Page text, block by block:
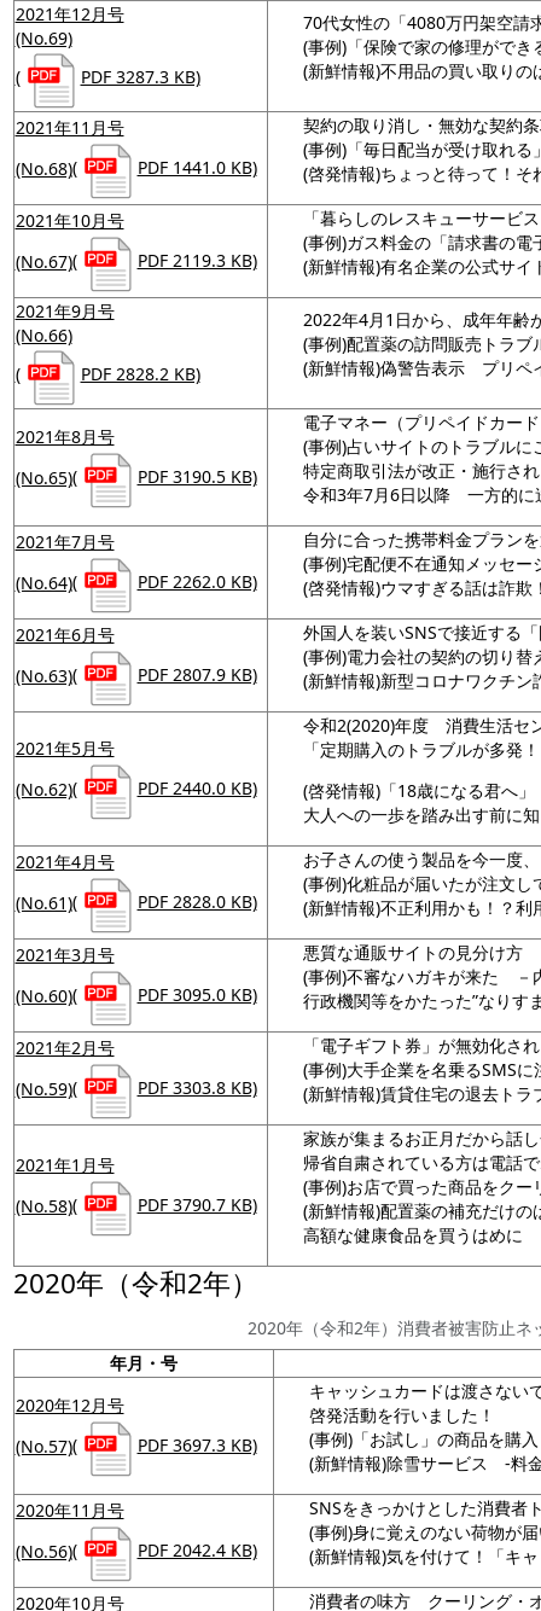
2021年12月号
(No.69)
(
PDF 3287.3 KB)
70代女性の「4080万円架空請
(事例)「保険で家の修理ができ
(新鮮情報)不用品の買い取り
2021年11月号
(No.68)( PDF 1441.0 KB)
契約の取り消し・無効な契約
(事例)「毎日配当が受け取れる
(啓発情報)ちょっと待って！そ
2021年10月号
(No.67)( PDF 2119.3 KB)
「暮らしのレスキューサービ
(事例)ガス料金の「請求書の電
(新鮮情報)有名企業の公式サ
2021年9月号
(No.66)
(
PDF 2828.2 KB)
2022年4月1日から、成年年齢
(事例)配置薬の訪問販売トラブ
(新鮮情報)偽警告表示 プリペ
2021年8月号
(No.65)( PDF 3190.5 KB)
電子マネー（プリペイドカー
(事例)占いサイトのトラブルに
特定商取引法が改正・施行さ
令和3年7月6日以降 一方的に
2021年7月号
(No.64)( PDF 2262.0 KB)
自分に合った携帯料金プラン
(事例)宅配便不在通知メッセー
(啓発情報)ウマすぎる話は詐欺
2021年6月号
(No.63)( PDF 2807.9 KB)
外国人を装いSNSで接近する
(事例)電力会社の契約の切り替
(新鮮情報)新型コロナワクチン
2021年5月号
(No.62)( PDF 2440.0 KB)
令和2(2020)年度 消費生活セ
「定期購入のトラブルが多発
(啓発情報)「18歳になる君へ」
大人への一歩を踏み出す前に
2021年4月号
(No.61)( PDF 2828.0 KB)
お子さんの使う製品を今一度
(事例)化粧品が届いたが注文し
(新鮮情報)不正利用かも！？
2021年3月号
(No.60)( PDF 3095.0 KB)
悪質な通販サイトの見分け方
(事例)不審なハガキが来た －
行政機関等をかたった”なりす
2021年2月号
(No.59)( PDF 3303.8 KB)
「電子ギフト券」が無効化さ
(事例)大手企業を名乗るSMSに
(新鮮情報)賃貸住宅の退去トラ
2021年1月号
(No.58)( PDF 3790.7 KB)
家族が集まるお正月だから話
帰省自粛されている方は電話
(事例)お店で買った商品をクー
(新鮮情報)配置薬の補充だけの
高額な健康食品を買うはめに
2020年（令和2年）
2020年（令和2年）消費者被害防止ネ
年月・号
2020年12月号
(No.57)( PDF 3697.3 KB)
キャッシュカードは渡さない
啓発活動を行いました！
(事例)「お試し」の商品を購
(新鮮情報)除雪サービス -料
2020年11月号
(No.56)( PDF 2042.4 KB)
SNSをきっかけとした消費者
(事例)身に覚えのない荷物が
(新鮮情報)気を付けて！「キ
2020年10月号 消費者の味方 クーリング・